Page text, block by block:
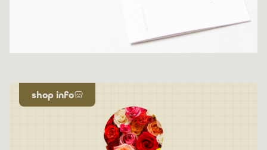
shop info